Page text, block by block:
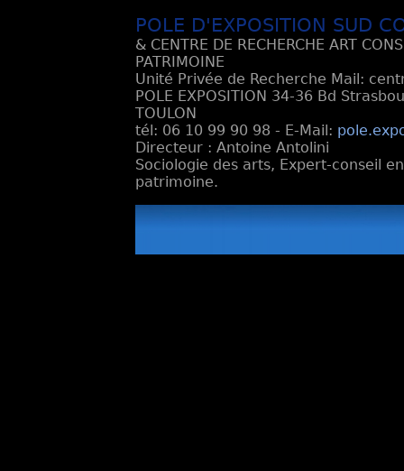
POLE D'EXPOSITION SUD
& CENTRE DE RECHERCHE ART
PATRIMOINE
Unité Privée de Recherche Mail:
POLE EXPOSITION 34-36 Bd
TOULON
tél: 06 10 99 90 98 - E-Mail:
Directeur : Antoine Antolini
Sociologie des arts, Expert-conseil
patrimoine.